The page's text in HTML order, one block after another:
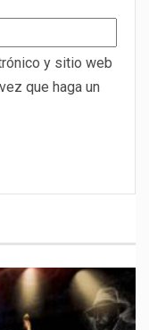
y sitio web
que haga un